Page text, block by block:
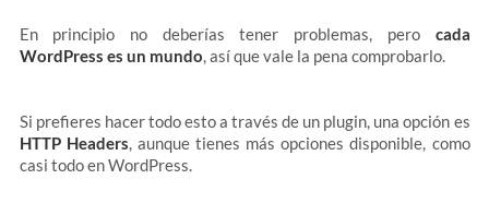
En principio no deberías tener problemas, pero cada
WordPress es un mundo, así que vale la pena comprobarlo.
Si prefieres hacer todo esto a través de un plugin, una opción es
HTTP Headers, aunque tienes más opciones disponible, como
casi todo en WordPress.